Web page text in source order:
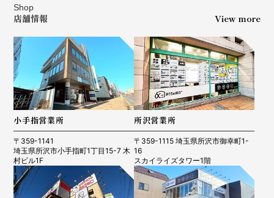
Shop
店舗情報 View more
小手指営業所
〒359-1141
埼玉県所沢市小手指町1丁目15-7 木
村ビル1F
所沢営業所
〒359-1115 埼玉県所沢市御幸町1-
16
スカイライズタワー1階